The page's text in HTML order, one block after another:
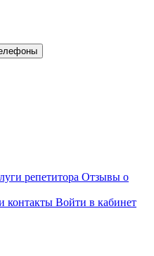
репетитора Отзывы о
контакты Войти в кабинет